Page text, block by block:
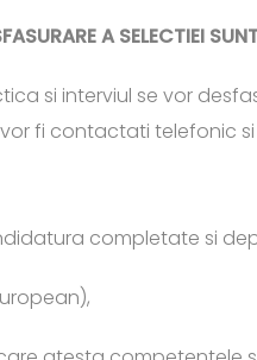
A SELECTIEI
si interviul se vor
fi contactati telefonic
completate si